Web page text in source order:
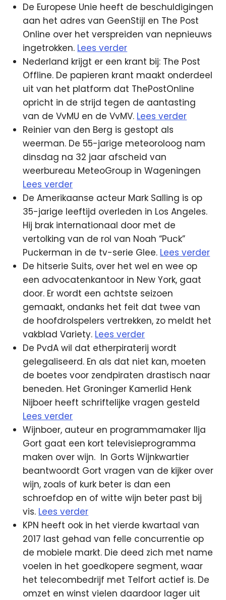
De Europese Unie heeft de beschuldigingen
aan het adres van GeenStijl en The Post
Online over het verspreiden van nepnieuws
ingetrokken. Lees verder
Nederland krijgt er een krant bij: The Post
Offline. De papieren krant maakt onderdeel
uit van het platform dat ThePostOnline
opricht in de strijd tegen de aantasting
van de VvMU en de VvMV. Lees verder
Reinier van den Berg is gestopt als
weerman. De 55-jarige meteoroloog nam
dinsdag na 32 jaar afscheid van
weerbureau MeteoGroup in Wageningen
Lees verder
De Amerikaanse acteur Mark Salling is op
35-jarige leeftijd overleden in Los Angeles.
Hij brak internationaal door met de
vertolking van de rol van Noah “Puck”
Puckerman in de tv-serie Glee. Lees verder
De hitserie Suits, over het wel en wee op
een advocatenkantoor in New York, gaat
door. Er wordt een achtste seizoen
gemaakt, ondanks het feit dat twee van
de hoofdrolspelers vertrekken, zo meldt het
vakblad Variety. Lees verder
De PvdA wil dat etherpiraterij wordt
gelegaliseerd. En als dat niet kan, moeten
de boetes voor zendpiraten drastisch naar
beneden. Het Groninger Kamerlid Henk
Nijboer heeft schriftelijke vragen gesteld
Lees verder
Wijnboer, auteur en programmamaker Ilja
Gort gaat een kort televisieprogramma
maken over wijn. In Gorts Wijnkwartier
beantwoordt Gort vragen van de kijker over
wijn, zoals of kurk beter is dan een
schroefdop en of witte wijn beter past bij
vis. Lees verder
KPN heeft ook in het vierde kwartaal van
2017 last gehad van felle concurrentie op
de mobiele markt. Die deed zich met name
voelen in het goedkopere segment, waar
het telecombedrijf met Telfort actief is. De
omzet en winst vielen daardoor lager uit